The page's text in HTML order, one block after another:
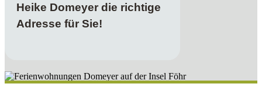
Heike Domeyer die richtige
Adresse für Sie!